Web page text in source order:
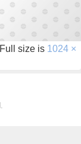
Full size is 1024 ×